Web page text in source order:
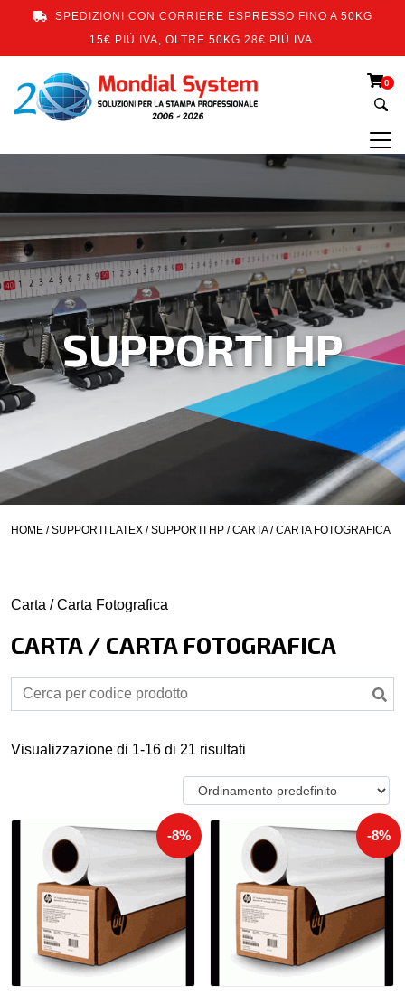
SPEDIZIONI CON CORRIERE ESPRESSO FINO A 50KG
15€ PIÙ IVA, OLTRE 50KG 28€ PIÙ IVA.
0
SUPPORTI HP
HOME /SUPPORTI LATEX /SUPPORTI HP / CARTA / CARTA FOTOGRAFICA
Carta / Carta Fotografica
CARTA / CARTA FOTOGRAFICA
Visualizzazione di 1-16 di 21 risultati
-8% -8%